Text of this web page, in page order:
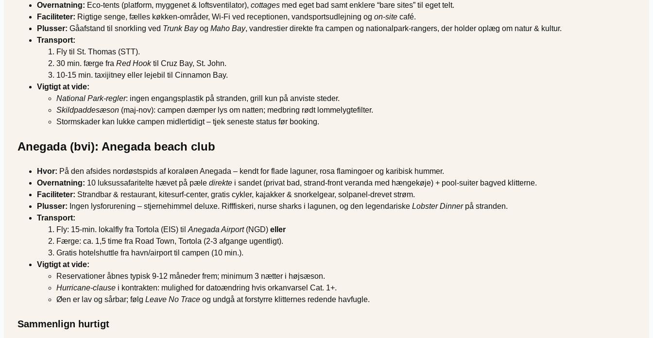
Overnatning: Eco-tents (platform, myggenet & loftsventilator), cottages med eget bad samt enklere “bare sites” til eget telt.
Faciliteter: Rigtige senge, fælles køkken-områder, Wi-Fi ved receptionen, vandsportsudlejning og on-site café.
Plusser: Gåafstand til snorkling ved Trunk Bayog Maho Bay, vandrestier direkte fra campen og nationalpark-rangers, der holder oplæg om natur & kultur.
Transport:
Fly til St. Thomas (STT).
30 min. færge fra Red Hooktil Cruz Bay, St. John.
10-15 min. taxijitney eller lejebil til Cinnamon Bay.
Vigtigt at vide:
National Park-regler: ingen engangsplastik på stranden, grill kun på anviste steder.
Skildpaddesæson (maj-nov): campen dæmper lys om natten; medbring rødt lommelygtefilter.
Stormskader kan lukke campen midlertidigt – tjek seneste status før booking.
Anegada (bvi): Anegada beach club
Hvor: På den afsides nordøstspids af koraløen Anegada – kendt for flade laguner, rosa flamingoer og karibisk hummer.
Overnatning: 10 luksussafaritelte hævet på pæle direkte i sandet (privat bad, strand-front veranda med hængekøje) + pool-suiter bagved klitterne.
Faciliteter: Strandbar & restaurant, kitesurf-center, gratis cykler, kajakker & snorkelgear, solpanel-drevet strøm.
Plusser: Ingen lysforurening – stjernehimmel deluxe. Rifffiskeri, nurse sharks i lagunen, og den legendariske Lobster Dinnerpå stranden.
Transport:
Fly: 15-min. lokalfly fra Tortola (EIS) til Anegada Airport(NGD) eller
Færge: ca. 1,5 time fra Road Town, Tortola (2-3 afgange ugentligt).
Gratis hotelshuttle fra havn/airport til campen (10 min.).
Vigtigt at vide:
Reservationer åbnes typisk 9-12 måneder frem; minimum 3 nætter i højsæson.
Hurricane-clause i kontrakten: mulighed for datoændring hvis orkanvarsel Cat. 1+.
Øen er lav og sårbar; følg Leave No Trace og undgå at forstyrre klitternes redende havfugle.
Sammenlign hurtigt